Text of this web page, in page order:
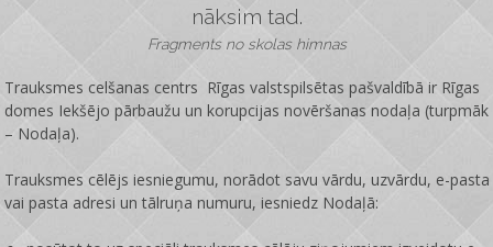
nāksim tad.
Fragments no skolas himnas
Trauksmes celšanas centrs Rīgas valstspilsētas pašvaldībā ir Rīgas
domes Iekšējo pārbaužu un korupcijas novēršanas nodaļa (turpmāk
– Nodaļa).
Trauksmes cēlējs iesniegumu, norādot savu vārdu, uzvārdu, e-pasta
vai pasta adresi un tālruņa numuru, iesniedz Nodaļā: